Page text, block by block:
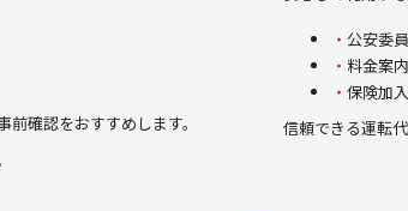
確認をおすすめします。
公安委
料金案
保険加
信頼できる運転